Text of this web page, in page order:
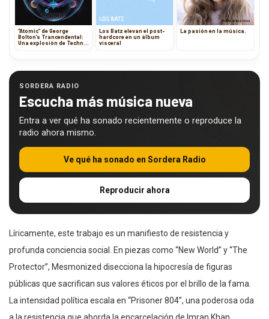
“Atomic” de George
Bolton’s Trancendental:
Una explosión de Techno
Los Batz elevan el post-
hardcore en un álbum
visceral
La pasión en la música.
SORDERA RADIO
Escucha más música nueva
Entra a ver qué ha sonado recientemente o reproduce la
radio ahora mismo.
Ve qué ha sonado en Sordera Radio
Reproducir ahora
Líricamente, este trabajo es un manifiesto de resistencia y
profunda conciencia social. En piezas como “New World” y “The
Protector”, Mesmonized disecciona la hipocresía de figuras
públicas que sacrifican sus valores éticos por el brillo de la fama.
La intensidad política escala en “Prisoner 804”, una poderosa oda